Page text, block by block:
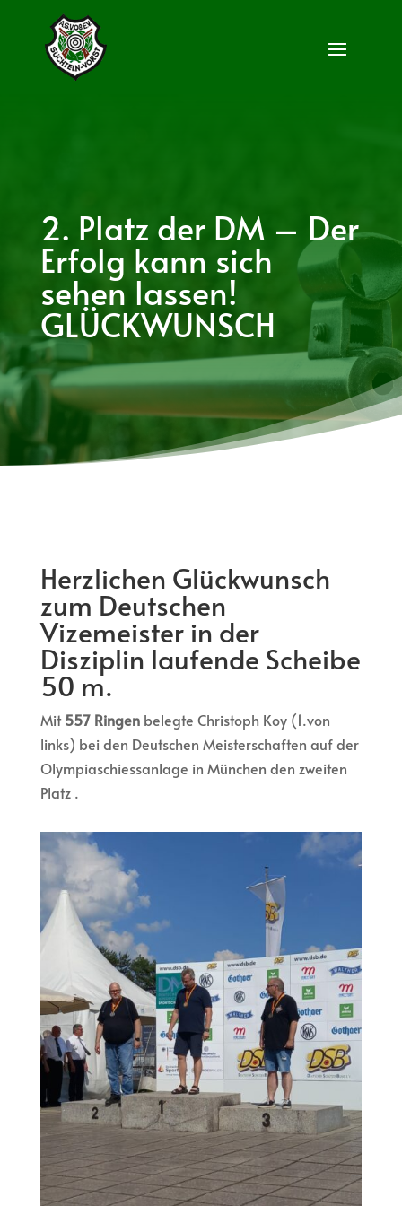
2. Platz der DM – Der
Erfolg kann sich
sehen lassen!
GLÜCKWUNSCH
Herzlichen Glückwunsch
zum Deutschen
Vizemeister in der
Disziplin laufende Scheibe
50 m.
Mit557 Ringenbelegte Christoph Koy (1.von
links) bei den Deutschen Meisterschaften auf der
Olympiaschiessanlage in München den zweiten
Platz .